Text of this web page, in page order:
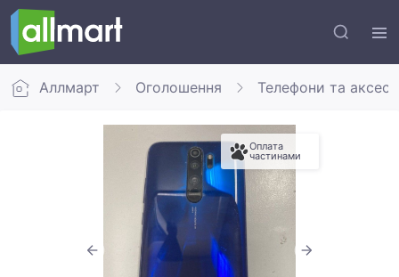
Аллмарт Оголошення Телефони та
Оплата
частинами